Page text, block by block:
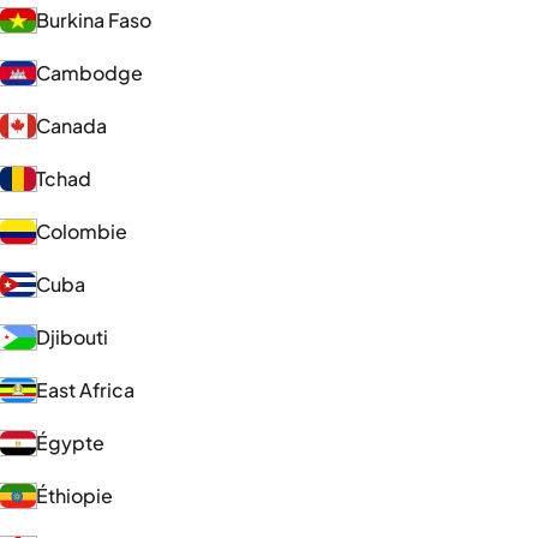
Burkina Faso
Cambodge
Canada
Tchad
Colombie
Cuba
Djibouti
East Africa
Égypte
Éthiopie